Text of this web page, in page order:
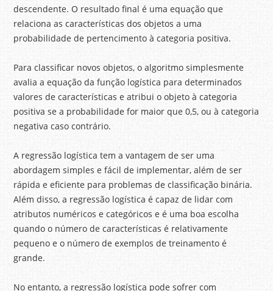
descendente. O resultado final é uma equação que
relaciona as características dos objetos a uma
probabilidade de pertencimento à categoria positiva.
Para classificar novos objetos, o algoritmo simplesmente
avalia a equação da função logística para determinados
valores de características e atribui o objeto à categoria
positiva se a probabilidade for maior que 0,5, ou à categoria
negativa caso contrário.
A regressão logística tem a vantagem de ser uma
abordagem simples e fácil de implementar, além de ser
rápida e eficiente para problemas de classificação binária.
Além disso, a regressão logística é capaz de lidar com
atributos numéricos e categóricos e é uma boa escolha
quando o número de características é relativamente
pequeno e o número de exemplos de treinamento é
grande.
No entanto, a regressão logística pode sofrer com